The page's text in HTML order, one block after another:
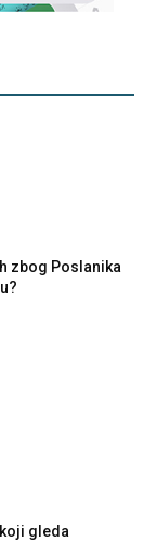
zbog Poslanika
gleda